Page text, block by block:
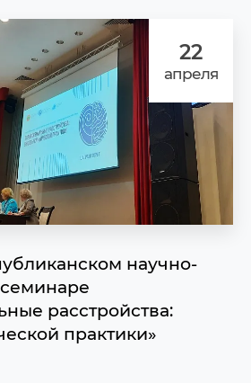
22
апреля
научно-
расстройства:
практики»